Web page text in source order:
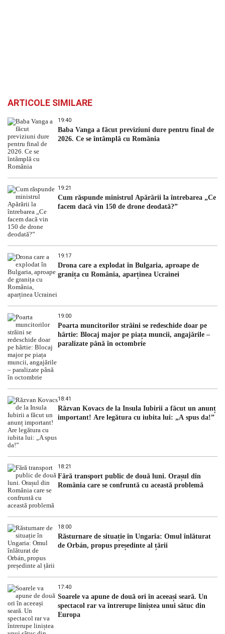
ARTICOLE SIMILARE
19:40
Baba Vanga a făcut previziuni dure pentru final de
2026. Ce se întâmplă cu România
19:21
Cum răspunde ministrul Apărării la întrebarea „Ce
facem dacă vin 150 de drone deodată?”
19:17
Drona care a explodat în Bulgaria, aproape de
granița cu România, aparținea Ucrainei
19:00
Poarta muncitorilor străini se redeschide doar pe
hârtie: Blocaj major pe piața muncii, angajările –
paralizate până în octombrie
18:41
Răzvan Kovacs de la Insula Iubirii a făcut un anunț
important! Are legătura cu iubita lui: „A spus da!”
18:21
Fără transport public de două luni. Orașul din
România care se confruntă cu această problemă
18:00
Răsturnare de situație în Ungaria: Omul înlăturat
de Orbán, propus președinte al țării
17:40
Soarele va apune de două ori în aceeași seară. Un
spectacol rar va întrerupe liniștea unui sătuc din
Europa